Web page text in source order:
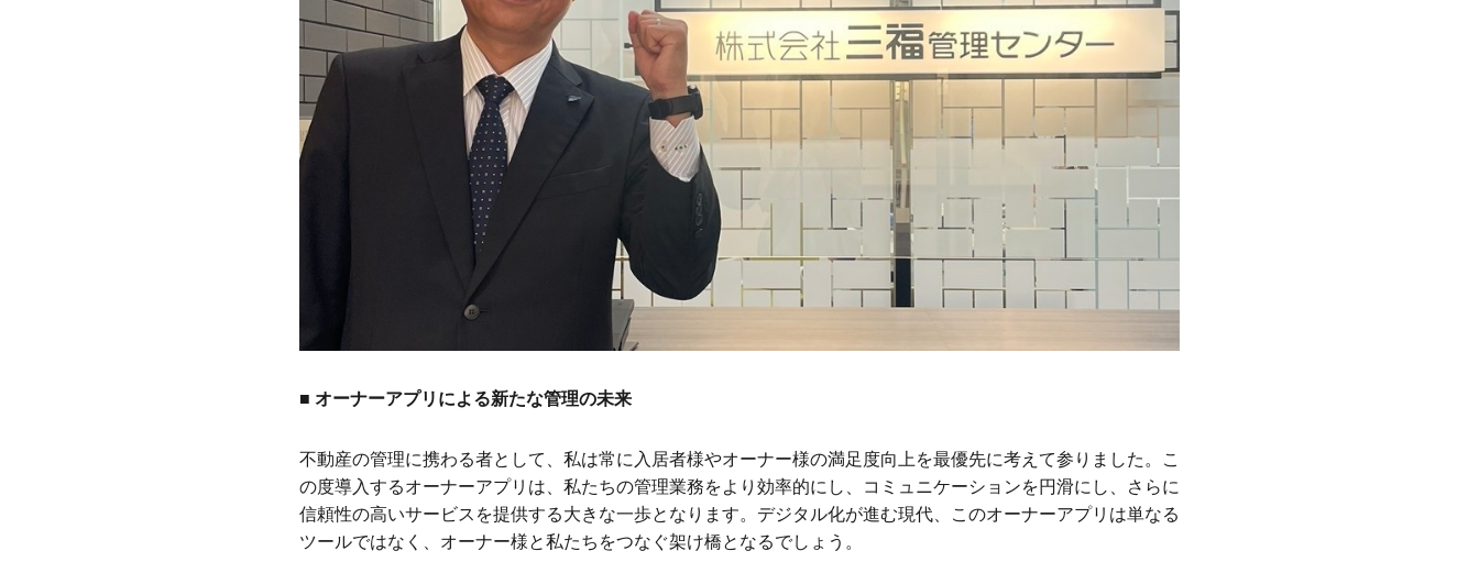
■ オーナーアプリによる新たな管理の未来
不動産の管理に携わる者として、私は常に入居者様やオーナー様の満足度向上を最優先に考えて参りました。こ
の度導入するオーナーアプリは、私たちの管理業務をより効率的にし、コミュニケーションを円滑にし、さらに
信頼性の高いサービスを提供する大きな一歩となります。デジタル化が進む現代、このオーナーアプリは単なる
ツールではなく、オーナー様と私たちをつなぐ架け橋となるでしょう。